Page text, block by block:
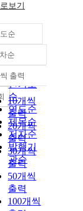
보기
순
정확도
순
인기도
순
연도순
제목순
저자순
발행기
관순
순
내림차순
출력
10개씩
출력
20개씩
출력
30개씩
출력
50개씩
출력
100개씩